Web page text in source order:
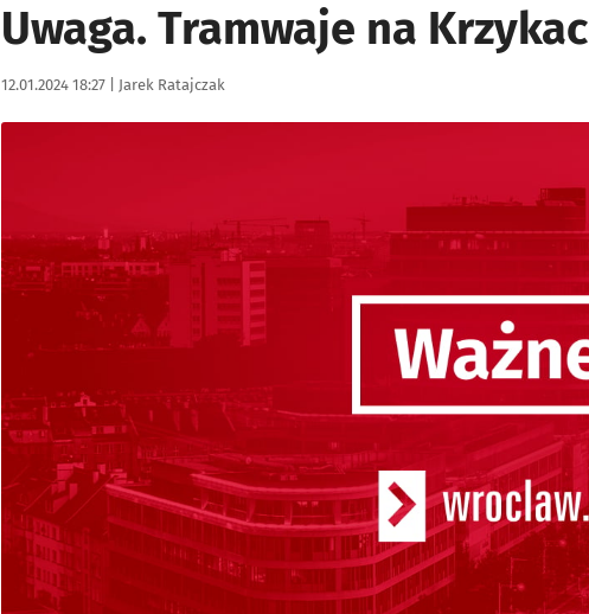
Uwaga. Tramwaje na
Data publikacji:
12.01.2024 18:27 | Autor:
Jarek Ratajczak